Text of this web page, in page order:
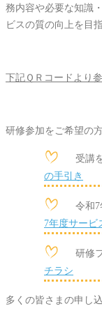
務内容や必要な知識
ビスの質の向上を目
下記ＱＲコードより
研修参加をご希望の
受講
の手引き
令和
7年度サービ
研修
チラシ
多くの皆さまの申し